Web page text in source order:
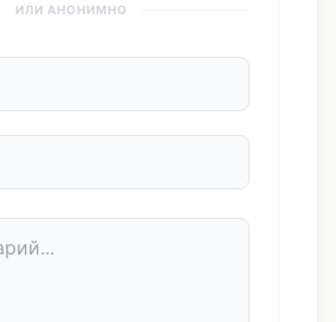
ИЛИ АНОНИМНО